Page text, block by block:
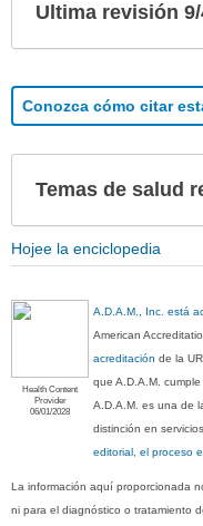
Ultima revisión 9/
Conozca cómo citar
Temas de salud
Hojee la enciclopedia
Health Content
Provider
06/01/2028
A.D.A.M., Inc. está
American
acreditación de la
que A.D.A.M.
A.D.A.M. es una de
distinción en
editorial, el proceso
La información aquí proporcionada
ni para el diagnóstico o tratamiento